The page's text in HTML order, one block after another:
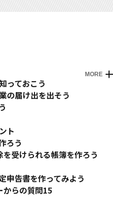
MORE
ておこう
「守り」
マスターしておこう
円の控除を使って税金を安
を受けられる帳簿を作ろう
ードを作って記帳を楽にしよ
リーにかかる税金を押さえて
の届け出を出そう
署について知っておこう
文書収受印のもらい方を知っ
出しよう
所に提出しよう5 現金と預金
金額、摘要の記入
練習② 相手科目の記入
おこう
学んでおこう
や再発行するときの注意事項
う整理し、保管しておこう
の開設と手提げ金庫の準備）
、入金は事業主借
高」
」
「租税公課」と「事業主貸」
熱費」
ト
ろう
フト。どちらで記帳します
ト
受けられる帳簿を作ろう
使用方法
ダウンロードできます
う
所得税の手引き」を活用しよ
告書を作ってみよう
告書を作成しよう
らの質問15